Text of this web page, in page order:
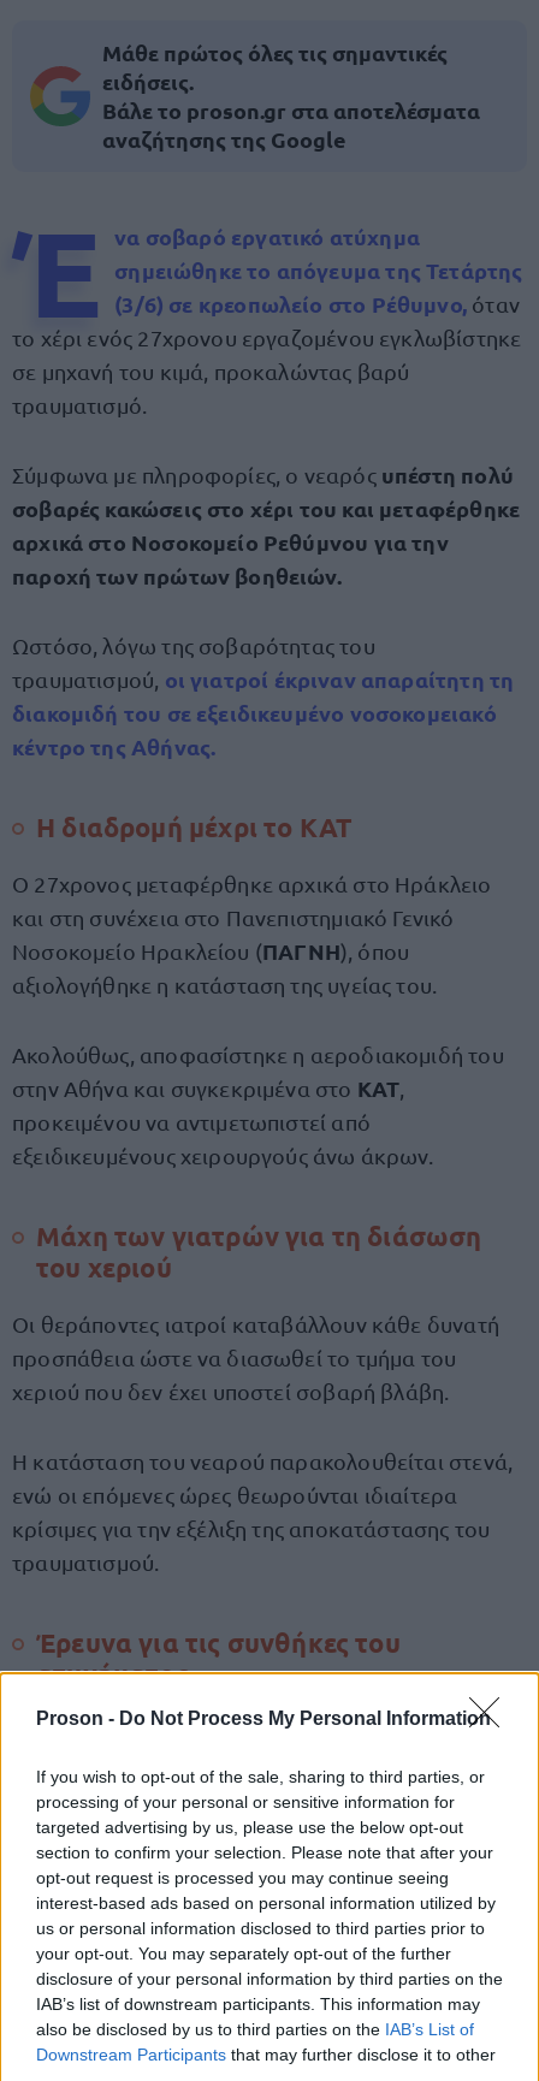
Proson - Do Not Process My Personal Information
If you wish to opt-out of the sale, sharing to third parties, or
processing of your personal or sensitive information for
targeted advertising by us, please use the below opt-out
section to confirm your selection. Please note that after your
opt-out request is processed you may continue seeing
interest-based ads based on personal information utilized by
us or personal information disclosed to third parties prior to
your opt-out. You may separately opt-out of the further
disclosure of your personal information by third parties on the
IAB’s list of downstream participants. This information may
also be disclosed by us to third parties on the IAB’s List of
Downstream Participants that may further disclose it to other
Μάθε πρώτος όλες τις σημαντικές
ειδήσεις.
Βάλε το proson.gr στα αποτελέσματα
αναζήτησης της Google
Έ
να σοβαρό εργατικό ατύχημα
σημειώθηκε το απόγευμα της Τετάρτης
(3/6) σε κρεοπωλείο στο Ρέθυμνο, όταν
το χέρι ενός 27χρονου εργαζομένου εγκλωβίστηκε
σε μηχανή του κιμά, προκαλώντας βαρύ
τραυματισμό.
Σύμφωνα με πληροφορίες, ο νεαρός υπέστη πολύ
σοβαρές κακώσεις στο χέρι του και μεταφέρθηκε
αρχικά στο Νοσοκομείο Ρεθύμνου για την
παροχή των πρώτων βοηθειών.
Ωστόσο, λόγω της σοβαρότητας του
τραυματισμού, οι γιατροί έκριναν απαραίτητη τη
διακομιδή του σε εξειδικευμένο νοσοκομειακό
κέντρο της Αθήνας.
Η διαδρομή μέχρι το ΚΑΤ
Ο 27χρονος μεταφέρθηκε αρχικά στο Ηράκλειο
και στη συνέχεια στο Πανεπιστημιακό Γενικό
Νοσοκομείο Ηρακλείου (ΠΑΓΝΗ), όπου
αξιολογήθηκε η κατάσταση της υγείας του.
Ακολούθως, αποφασίστηκε η αεροδιακομιδή του
στην Αθήνα και συγκεκριμένα στο ΚΑΤ
προκειμένου να αντιμετωπιστεί από
εξειδικευμένους χειρουργούς άνω άκρων.
Μάχη των γιατρών για τη διάσωση
του χεριού
Οι θεράποντες ιατροί καταβάλλουν κάθε δυνατή
προσπάθεια ώστε να διασωθεί το τμήμα του
χεριού που δεν έχει υποστεί σοβαρή βλάβη.
Η κατάσταση του νεαρού παρακολουθείται στενά,
ενώ οι επόμενες ώρες θεωρούνται ιδιαίτερα
κρίσιμες για την εξέλιξη της αποκατάστασης του
τραυματισμού.
Έρευνα για τις συνθήκες του
ατυχήματος
Παράλληλα, διερευνώνται οι ακριβείς συνθήκες
ατύχημα, καθώς και το εάν τηρούνταν όλα τα
προβλεπόμενα μέτρα ασφαλείας κατά τη
λειτουργία του εξοπλισμού.
ΑΣΕΠ: Πιστοποίηση Αγγλικών σε
μόνο 2 ημέρες στα χέρια σας